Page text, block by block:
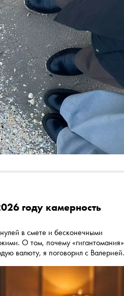
году камерность
в смете и бесконечными
О том, почему «гигантомания»
валюту, я поговорил с Валерией